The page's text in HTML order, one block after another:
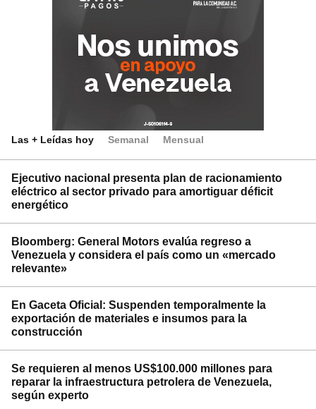
Las + Leídas hoy Semanal Mensual
Ejecutivo nacional presenta plan de racionamiento
eléctrico al sector privado para amortiguar déficit
energético
Bloomberg: General Motors evalúa regreso a
Venezuela y considera el país como un «mercado
relevante»
En Gaceta Oficial: Suspenden temporalmente la
exportación de materiales e insumos para la
construcción
Se requieren al menos US$100.000 millones para
reparar la infraestructura petrolera de Venezuela,
según experto